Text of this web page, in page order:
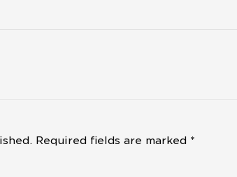
Required fields are marked *